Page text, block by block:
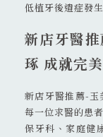
低植牙後遺症發
新店牙醫
琢 成就完美
新店牙醫推薦-玉
每一位求醫的患
保牙科、家庭健